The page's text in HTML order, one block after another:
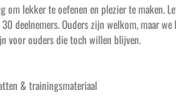
om lekker te oefenen en plezier te
deelnemers. Ouders zijn welkom, maar
voor ouders die toch willen blijven.
& trainingsmateriaal